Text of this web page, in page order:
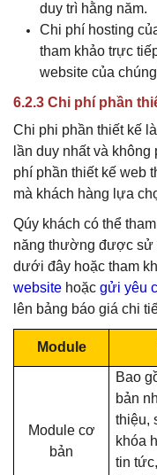
duy trì hằng năm.
Chi phí hosting
tham khảo trực
website của
6.2.3 Chi phí phần
Chi phi phần thiết kế
lần duy nhất và
phí phần thiết kế web
mà khách hàng lựa
Qúy khách có thể
năng thường được sử
dưới đây hoặc tham
website hoặc gửi yêu
lên bảng báo giá chi
Module
Module cơ
bản
Bao
bản
thiệu,
khóa
tin